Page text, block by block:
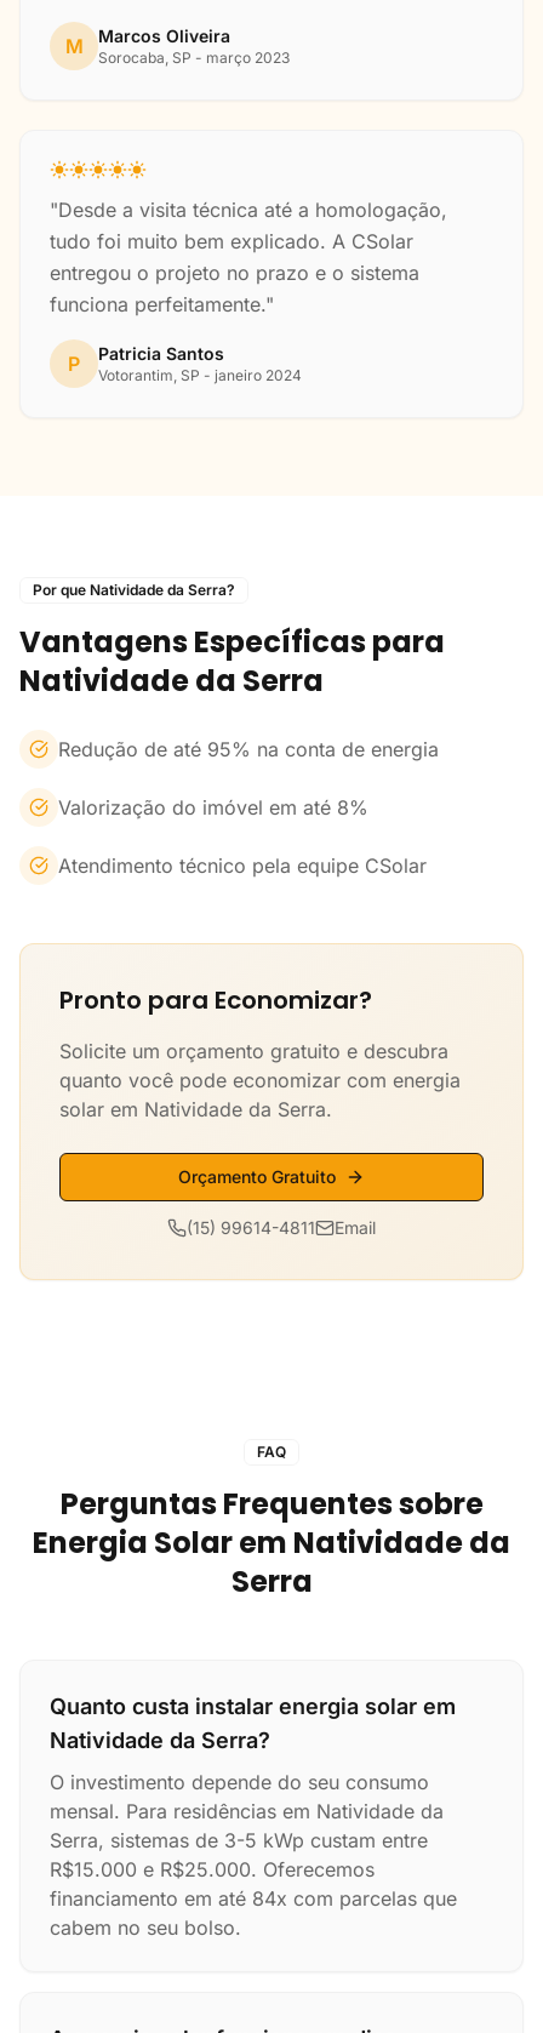
M Marcos Oliveira
Sorocaba, SP - março 2023
"Desde a visita técnica até a homologação,
tudo foi muito bem explicado. A CSolar
entregou o projeto no prazo e o sistema
funciona perfeitamente."
P Patricia Santos
Votorantim, SP - janeiro 2024
Por que Natividade da Serra?
Vantagens Específicas para
Natividade da Serra
Redução de até 95% na conta de energia
Valorização do imóvel em até 8%
Atendimento técnico pela equipe CSolar
Pronto para Economizar?
Solicite um orçamento gratuito e descubra
quanto você pode economizar com energia
solar em Natividade da Serra.
Orçamento Gratuito
(15) 99614-4811 Email
FAQ
Perguntas Frequentes sobre
Energia Solar em Natividade da
Serra
Quanto custa instalar energia solar em
Natividade da Serra?
O investimento depende do seu consumo
mensal. Para residências em Natividade da
Serra, sistemas de 3-5 kWp custam entre
R$15.000 e R$25.000. Oferecemos
financiamento em até 84x com parcelas que
cabem no seu bolso.